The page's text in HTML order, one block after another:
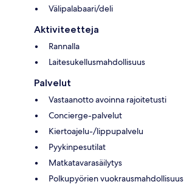
Välipalabaari/deli
Aktiviteetteja
Rannalla
Laitesukellusmahdollisuus
Palvelut
Vastaanotto avoinna rajoitetusti
Concierge-palvelut
Kiertoajelu-/lippupalvelu
Pyykinpesutilat
Matkatavarasäilytys
Polkupyörien vuokrausmahdollisuus